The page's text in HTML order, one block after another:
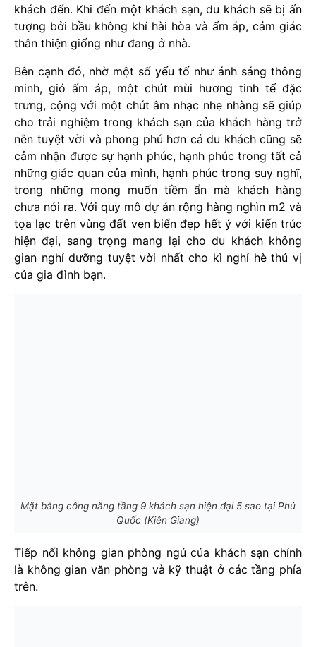
khách đến. Khi đến một khách sạn, du khách sẽ bị ấn
tượng bởi bầu không khí hài hòa và ấm áp, cảm giác
thân thiện giống như đang ở nhà.
Bên cạnh đó, nhờ một số yếu tố như ánh sáng thông
minh, gió ấm áp, một chút mùi hương tinh tế đặc
trưng, cộng với một chút âm nhạc nhẹ nhàng sẽ giúp
cho trải nghiệm trong khách sạn của khách hàng trở
nên tuyệt vời và phong phú hơn cả du khách cũng sẽ
cảm nhận được sự hạnh phúc, hạnh phúc trong tất cả
những giác quan của mình, hạnh phúc trong suy nghĩ,
trong những mong muốn tiềm ẩn mà khách hàng
chưa nói ra. Với quy mô dự án rộng hàng nghìn m2 và
tọa lạc trên vùng đất ven biển đẹp hết ý với kiến trúc
hiện đại, sang trọng mang lại cho du khách không
gian nghỉ dưỡng tuyệt vời nhất cho kì nghỉ hè thú vị
của gia đình bạn.
Mặt bằng công năng tầng 9 khách sạn hiện đại 5 sao tại Phú
Quốc (Kiên Giang)
Tiếp nối không gian phòng ngủ của khách sạn chính
là không gian văn phòng và kỹ thuật ở các tầng phía
trên.